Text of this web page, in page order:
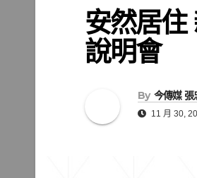
安然居住
說明會
By 今傳媒 張
11 月 30,